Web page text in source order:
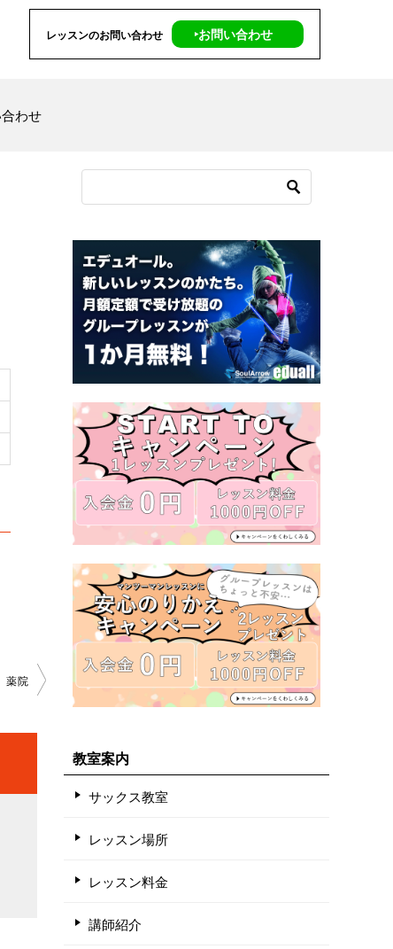
レッスンのお問い合わせ ‣お問い合わせ
わせ
薬院
教室案内
サックス教室
レッスン場所
レッスン料金
講師紹介